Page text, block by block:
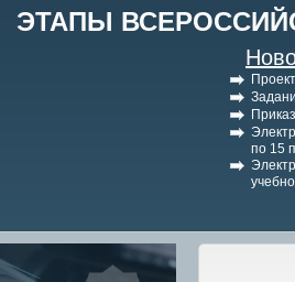
ЭТАПЫ
по 15